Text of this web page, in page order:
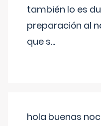
también lo es
preparación al
que s...
hola buenas